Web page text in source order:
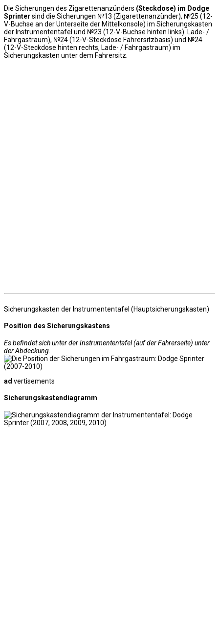
Die Sicherungen des Zigarettenanzünders (Steckdose) im Dodge
Sprinter sind die Sicherungen №13 (Zigarettenanzünder), №25 (12-
V-Buchse an der Unterseite der Mittelkonsole) im Sicherungskasten
der Instrumententafel und №23 (12-V-Buchse hinten links). Lade- /
Fahrgastraum), №24 (12-V-Steckdose Fahrersitzbasis) und №24
(12-V-Steckdose hinten rechts, Lade- / Fahrgastraum) im
Sicherungskasten unter dem Fahrersitz.
Sicherungskasten der Instrumententafel (Hauptsicherungskasten)
Position des Sicherungskastens
Es befindet sich unter der Instrumententafel (auf der Fahrerseite) unter
der Abdeckung.
ad vertisements
Sicherungskastendiagramm